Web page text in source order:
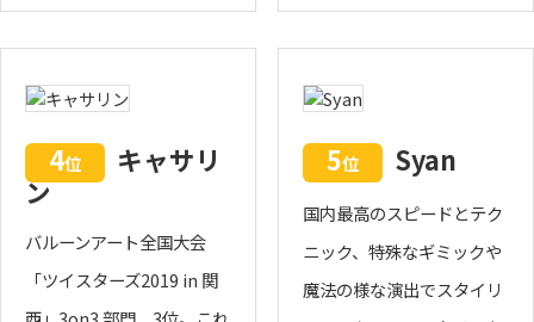
4位
キャサリ
ン
バルーンアート全国大会
「ツイスターズ2019 in 関
5位 Syan
国内最高のスピードとテク
ニック、特殊なギミックや
魔法の様な演出でスタイリ